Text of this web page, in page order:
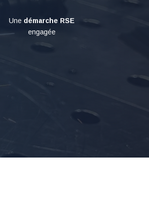
Une démarche RSE
engagée